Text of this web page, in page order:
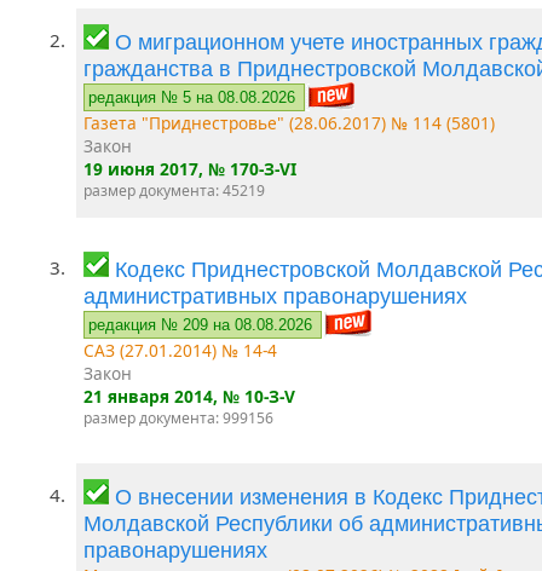
2.
О миграционном учете иностранных
гражданства в Приднестровской
редакция № 5 на 08.08.2026
Газета "Приднестровье" (28.06.2017) № 114 (5801)
Закон
19 июня 2017, № 170-З-VI
размер документа: 45219
3.
Кодекс Приднестровской Молдавской
административных правонарушениях
редакция № 209 на 08.08.2026
САЗ (27.01.2014) № 14-4
Закон
21 января 2014, № 10-З-V
размер документа: 999156
4.
О внесении изменения в Кодекс
Молдавской Республики об
правонарушениях